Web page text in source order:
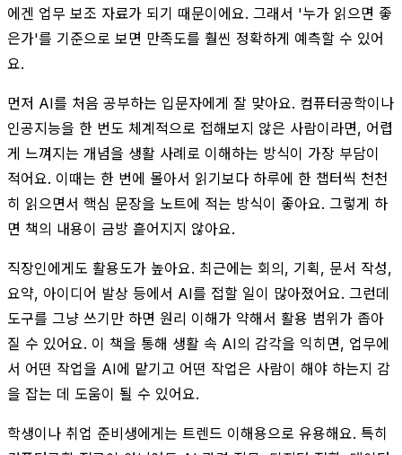
에겐 업무 보조 자료가 되기 때문이에요. 그래서 '누가 읽으면 좋
은가'를 기준으로 보면 만족도를 훨씬 정확하게 예측할 수 있어
요.
먼저 AI를 처음 공부하는 입문자에게 잘 맞아요. 컴퓨터공학이나
인공지능을 한 번도 체계적으로 접해보지 않은 사람이라면, 어렵
게 느껴지는 개념을 생활 사례로 이해하는 방식이 가장 부담이
적어요. 이때는 한 번에 몰아서 읽기보다 하루에 한 챕터씩 천천
히 읽으면서 핵심 문장을 노트에 적는 방식이 좋아요. 그렇게 하
면 책의 내용이 금방 흩어지지 않아요.
직장인에게도 활용도가 높아요. 최근에는 회의, 기획, 문서 작성,
요약, 아이디어 발상 등에서 AI를 접할 일이 많아졌어요. 그런데
도구를 그냥 쓰기만 하면 원리 이해가 약해서 활용 범위가 좁아
질 수 있어요. 이 책을 통해 생활 속 AI의 감각을 익히면, 업무에
서 어떤 작업을 AI에 맡기고 어떤 작업은 사람이 해야 하는지 감
을 잡는 데 도움이 될 수 있어요.
학생이나 취업 준비생에게는 트렌드 이해용으로 유용해요. 특히